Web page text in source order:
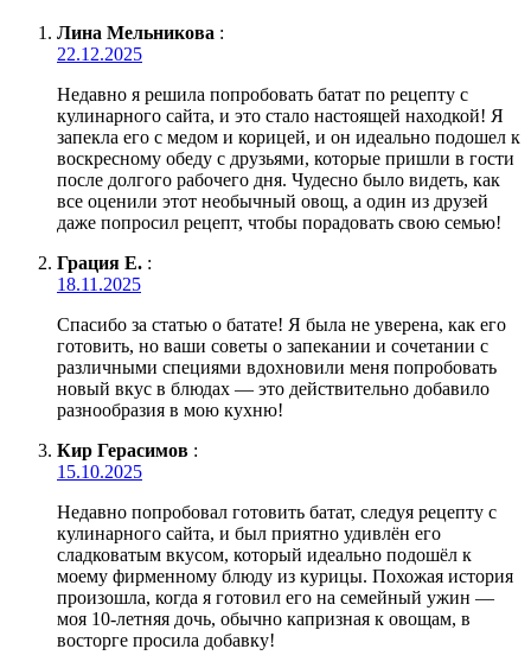
Лина Мельникова :
22.12.2025
Недавно я решила попробовать батат по рецепту с
кулинарного сайта, и это стало настоящей находкой! Я
запекла его с медом и корицей, и он идеально подошел к
воскресному обеду с друзьями, которые пришли в гости
после долгого рабочего дня. Чудесно было видеть, как
все оценили этот необычный овощ, а один из друзей
даже попросил рецепт, чтобы порадовать свою семью!
Грация Е. :
18.11.2025
Спасибо за статью о батате! Я была не уверена, как его
готовить, но ваши советы о запекании и сочетании с
различными специями вдохновили меня попробовать
новый вкус в блюдах — это действительно добавило
разнообразия в мою кухню!
Кир Герасимов :
15.10.2025
Недавно попробовал готовить батат, следуя рецепту с
кулинарного сайта, и был приятно удивлён его
сладковатым вкусом, который идеально подошёл к
моему фирменному блюду из курицы. Похожая история
произошла, когда я готовил его на семейный ужин —
моя 10-летняя дочь, обычно капризная к овощам, в
восторге просила добавку!